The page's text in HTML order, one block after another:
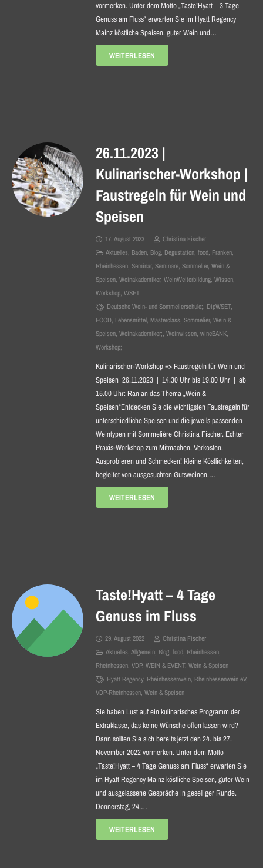
vormerken. Unter dem Motto „Taste!Hyatt – 3 Tage
Genuss am Fluss“ erwarten Sie im Hyatt Regency
Mainz köstliche Speisen, guter Wein und…
WEITERLESEN
26.11.2023 |
Kulinarischer-Workshop |
Faustregeln für Wein und
Speisen
17. August 2023
Christina Fischer
Aktuelles, Baden, Blog, Degustation,food, Franken,
Rheinhessen, Seminar, Seminare, Sommelier, Wein &
Speisen, Weinakademiker, WeinWeiterbildung, Wissen,
Workshop, WSET
Deutsche Wein- und Sommelierschule;, DipWSET,
FOOD, Lebensmittel, Masterclass, Sommelier, Wein &
Speisen, Weinakademiker;, Weinwissen, wineBANK,
Workshop;
Kulinarischer-Workshop => Faustregeln für Wein und
Speisen 26.11.2023 | 14.30 Uhr bis 19.00 Uhr | ab
15.00 Uhr: Ran an das Thema „Wein &
Speisen“Entdecken Sie die wichtigsten Faustregeln für
unterschiedliche Speisen und die jeweils passenden
Weintypen mit Sommelière Christina Fischer. Echter
Praxis-Workshop zum Mitmachen, Verkosten,
Ausprobieren und Schmecken! Kleine Köstlichkeiten,
begleitet von ausgesuchten Gutsweinen,…
WEITERLESEN
Taste!Hyatt – 4 Tage
Genuss im Fluss
29. August 2022
Christina Fischer
Aktuelles,Allgemein, Blog,food, Rheinhessen,
Rheinhessen, VDP, WEIN & EVENT, Wein & Speisen
Hyatt Regency, Rheinhessenwein, Rheinhessenwein eV,
VDP-Rheinhessen, Wein & Speisen
Sie haben Lust auf ein kulinarisches Programm der
Extraklasse, das keine Wünsche offen lassen wird?
Dann sollten Sie sich bereits jetzt den 24. bis 27.
November 2022 vormerken. Unter dem Motto
„Taste!Hyatt – 4 Tage Genuss am Fluss“ erwarten Sie
im Hyatt Regency Mainz köstliche Speisen, guter Wein
und ausgelassene Gespräche in geselliger Runde.
Donnerstag, 24.…
WEITERLESEN